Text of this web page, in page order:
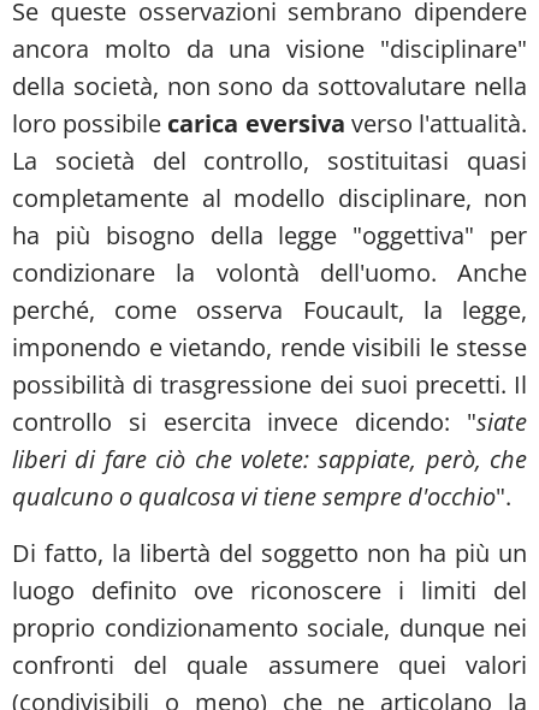
Se queste osservazioni sembrano dipendere
ancora molto da una visione "disciplinare"
della società, non sono da sottovalutare nella
loro possibile carica eversiva verso l'attualità.
La società del controllo, sostituitasi quasi
completamente al modello disciplinare, non
ha più bisogno della legge "oggettiva" per
condizionare la volontà dell'uomo. Anche
perché, come osserva Foucault, la legge,
imponendo e vietando, rende visibili le stesse
possibilità di trasgressione dei suoi precetti. Il
controllo si esercita invece dicendo: "siate
liberi di fare ciò che volete: sappiate, però, che
qualcuno o qualcosa vi tiene sempre d'occhio".
Di fatto, la libertà del soggetto non ha più un
luogo definito ove riconoscere i limiti del
proprio condizionamento sociale, dunque nei
confronti del quale assumere quei valori
(condivisibili o meno) che ne articolano la